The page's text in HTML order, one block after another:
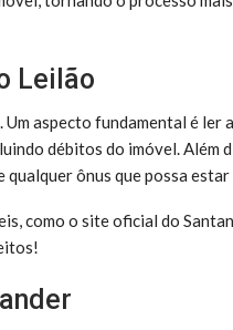
Leilão
aspecto fundamental é
débitos do imóvel. Além
ônus que possa
como o site oficial do